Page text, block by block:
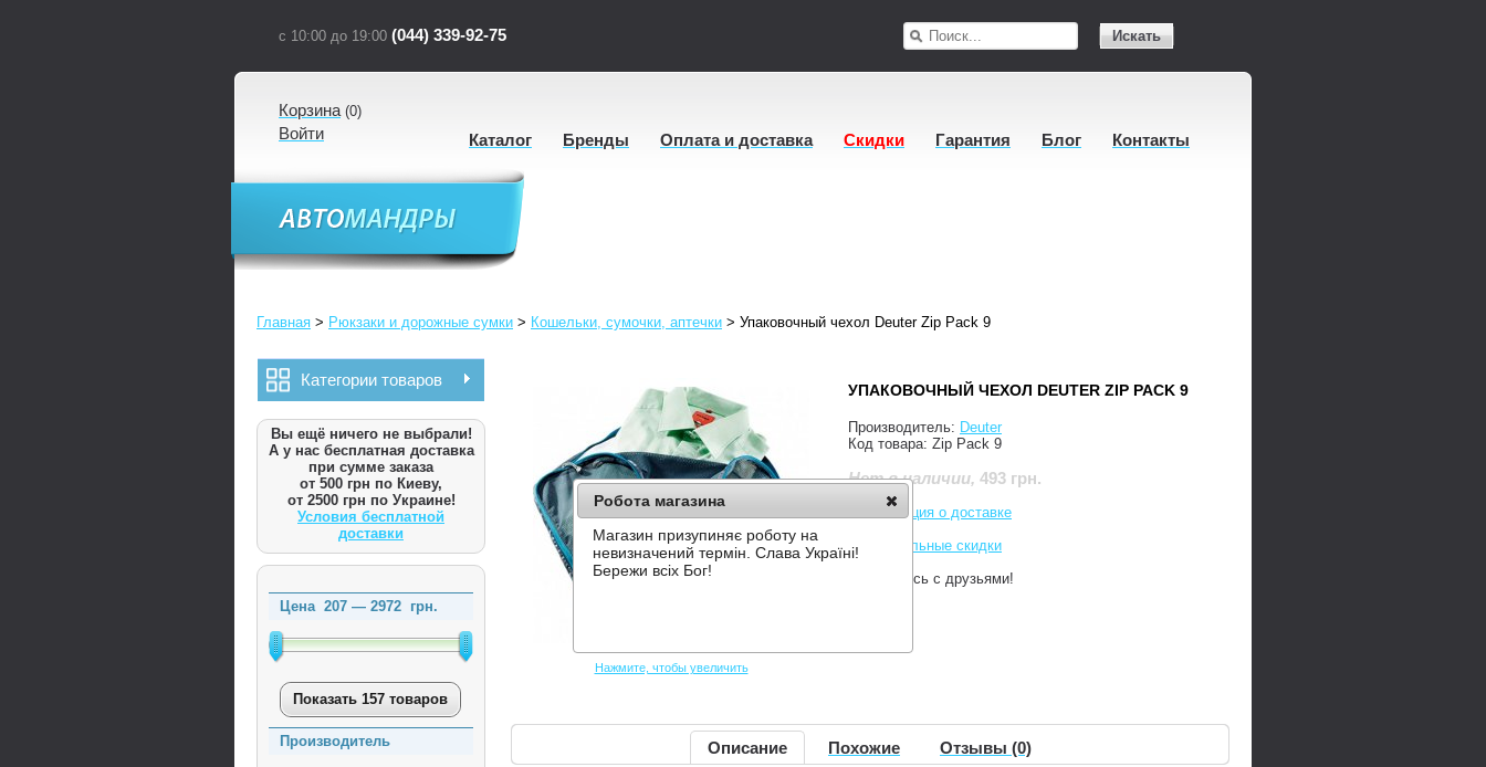
с 10:00 до 19:00 (044) 339-92-75 Искать
Корзина(0)
Войти Каталог Бренды Оплата и доставка Скидки Гарантия Блог Контакты
Главная > Рюкзаки и дорожные сумки > Кошельки, сумочки, аптечки > Упаковочный чехол Deuter Zip Pack 9
Категории товаров
Вы ещё ничего не выбрали!
А у нас бесплатная доставка
при сумме заказа
от 500 грн по Киеву,
от 2500 грн по Украине!
Условия бесплатной
доставки
Цена 207 — 2972 грн.
Показать 157 товаров
Производитель
Нажмите, чтобы увеличить
УПАКОВОЧНЫЙ ЧЕХОЛ DEUTER ZIP PACK 9
Производитель: Deuter
Код товара: Zip Pack 9
Нет в наличии, 493 грн.
Информация о доставке
Накопительные скидки
Поделитесь с друзьями!
Описание Похожие Отзывы (0)
Робота магазина
Магазин призупиняє роботу на
невизначений термін. Слава Україні!
Бережи всіх Бог!